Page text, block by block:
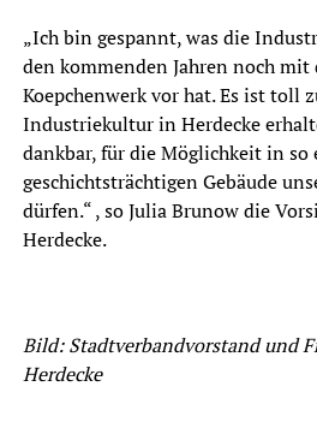
„Ich bin gespannt, was die
den kommenden Jahren noch
Koepchenwerk vor hat. Es ist toll
Industriekultur in Herdecke
dankbar, für die Möglichkeit in so
geschichtsträchtigen Gebäude
dürfen.“ , so Julia Brunow die
Herdecke.
Bild: Stadtverbandvorstand und
Herdecke